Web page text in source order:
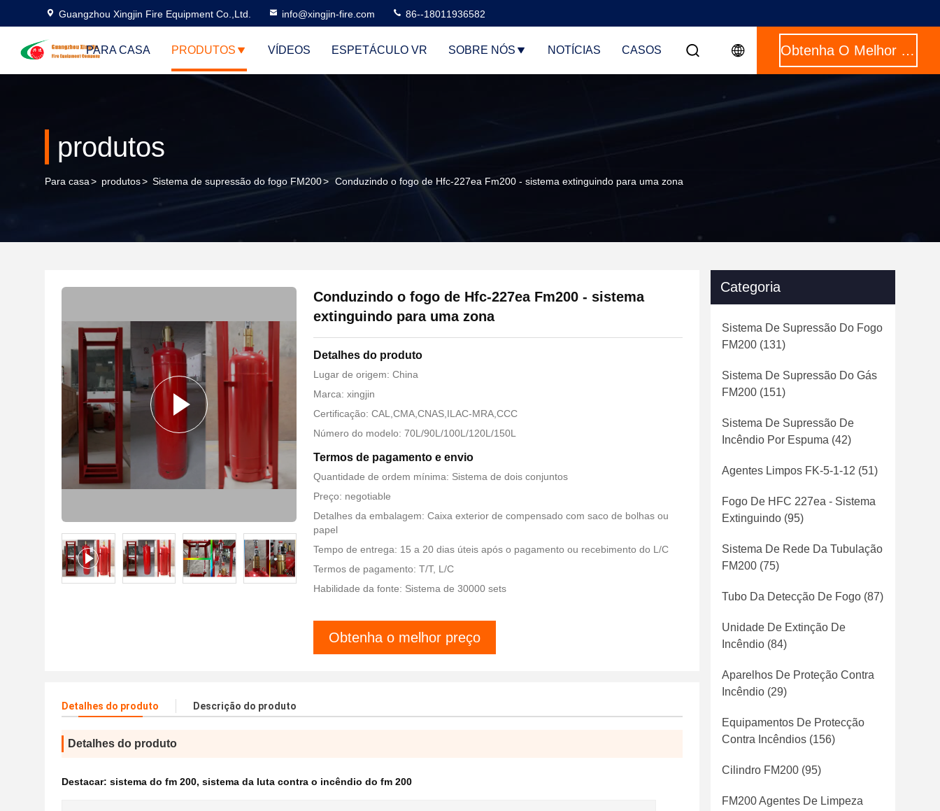
Guangzhou Xingjin Fire Equipment Co.,Ltd. info@xingjin-fire.com 86--18011936582
PARA CASA PRODUTOS VÍDEOS ESPETÁCULO VR SOBRE NÓS NOTÍCIAS CASOS Obtenha O Melhor Preço
produtos
Para casa> produtos> Sistema de supressão do fogo FM200> Conduzindo o fogo de Hfc-227ea Fm200 - sistema extinguindo para uma zona
Conduzindo o fogo de Hfc-227ea Fm200 - sistema
extinguindo para uma zona
Detalhes do produto
Lugar de origem: China
Marca: xingjin
Certificação: CAL,CMA,CNAS,ILAC-MRA,CCC
Número do modelo: 70L/90L/100L/120L/150L
Termos de pagamento e envio
Quantidade de ordem mínima: Sistema de dois conjuntos
Preço: negotiable
Detalhes da embalagem: Caixa exterior de compensado com saco de bolhas ou
papel
Tempo de entrega: 15 a 20 dias úteis após o pagamento ou recebimento do L/C
Termos de pagamento: T/T, L/C
Habilidade da fonte: Sistema de 30000 sets
Obtenha o melhor preço
Detalhes do produto Descrição do produto
Detalhes do produto
Destacar: sistema do fm 200, sistema da luta contra o incêndio do fm 200
Categoria
Sistema De Supressão Do Fogo
FM200 (131)
Sistema De Supressão Do Gás
FM200 (151)
Sistema De Supressão De
Incêndio Por Espuma (42)
Agentes Limpos FK-5-1-12 (51)
Fogo De HFC 227ea - Sistema
Extinguindo (95)
Sistema De Rede Da Tubulação
FM200 (75)
Tubo Da Detecção De Fogo (87)
Unidade De Extinção De
Incêndio (84)
Aparelhos De Proteção Contra
Incêndio (29)
Equipamentos De Protecção
Contra Incêndios (156)
Cilindro FM200 (95)
FM200 Agentes De Limpeza